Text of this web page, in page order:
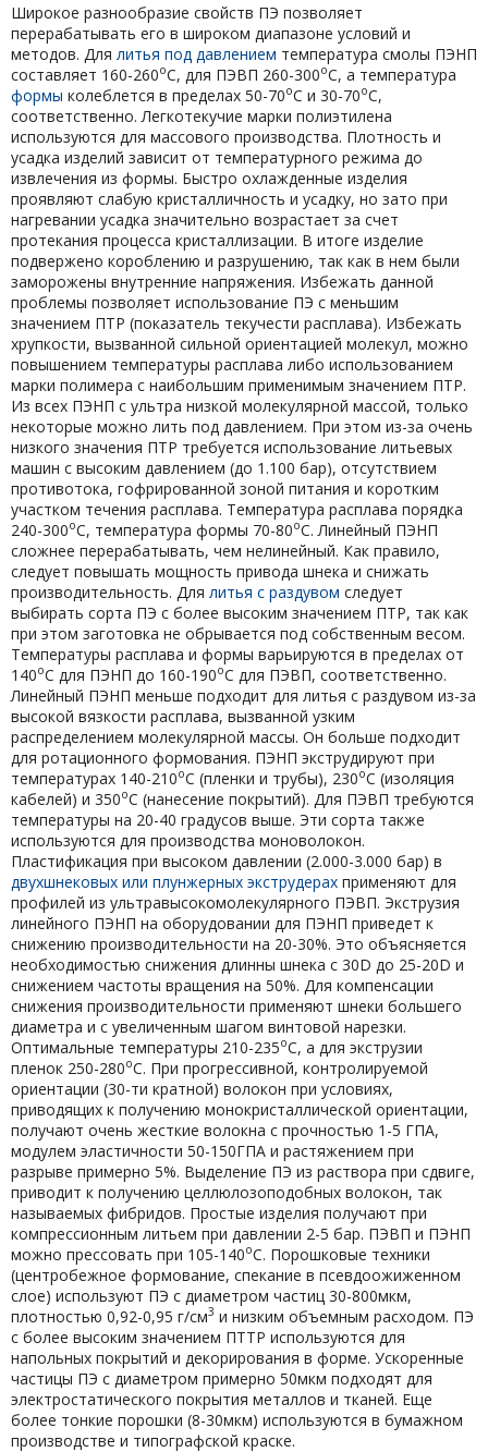
Широкое разнообразие свойств ПЭ позволяет
перерабатывать его в широком диапазоне условий и
методов. Для литья под давлением температура смолы ПЭНП
составляет 160-260оС, для ПЭВП 260-300оС, а температура
формы колеблется в пределах 50-70оС и 30-70оС,
соответственно. Легкотекучие марки полиэтилена
используются для массового производства. Плотность и
усадка изделий зависит от температурного режима до
извлечения из формы. Быстро охлажденные изделия
проявляют слабую кристалличность и усадку, но зато при
нагревании усадка значительно возрастает за счет
протекания процесса кристаллизации. В итоге изделие
подвержено короблению и разрушению, так как в нем были
заморожены внутренние напряжения. Избежать данной
проблемы позволяет использование ПЭ с меньшим
значением ПТР (показатель текучести расплава). Избежать
хрупкости, вызванной сильной ориентацией молекул, можно
повышением температуры расплава либо использованием
марки полимера с наибольшим применимым значением ПТР.
Из всех ПЭНП с ультра низкой молекулярной массой, только
некоторые можно лить под давлением. При этом из-за очень
низкого значения ПТР требуется использование литьевых
машин с высоким давлением (до 1.100 бар), отсутствием
противотока, гофрированной зоной питания и коротким
участком течения расплава. Температура расплава порядка
240-300оС, температура формы 70-80оС. Линейный ПЭНП
сложнее перерабатывать, чем нелинейный. Как правило,
следует повышать мощность привода шнека и снижать
производительность. Для литья с раздувом следует
выбирать сорта ПЭ с более высоким значением ПТР, так как
при этом заготовка не обрывается под собственным весом.
Температуры расплава и формы варьируются в пределах от
140оС для ПЭНП до 160-190оС для ПЭВП, соответственно.
Линейный ПЭНП меньше подходит для литья с раздувом из-за
высокой вязкости расплава, вызванной узким
распределением молекулярной массы. Он больше подходит
для ротационного формования. ПЭНП экструдируют при
температурах 140-210оС (пленки и трубы), 230оС (изоляция
кабелей) и 350оС (нанесение покрытий). Для ПЭВП требуются
температуры на 20-40 градусов выше. Эти сорта также
используются для производства моноволокон.
Пластификация при высоком давлении (2.000-3.000 бар) в
двухшнековых или плунжерных экструдерах применяют для
профилей из ультравысокомолекулярного ПЭВП. Экструзия
линейного ПЭНП на оборудовании для ПЭНП приведет к
снижению производительности на 20-30%. Это объясняется
необходимостью снижения длинны шнека с 30D до 25-20D и
снижением частоты вращения на 50%. Для компенсации
снижения производительности применяют шнеки большего
диаметра и с увеличенным шагом винтовой нарезки.
Оптимальные температуры 210-235оС, а для экструзии
пленок 250-280оС. При прогрессивной, контролируемой
ориентации (30-ти кратной) волокон при условиях,
приводящих к получению монокристаллической ориентации,
получают очень жесткие волокна с прочностью 1-5 ГПА,
модулем эластичности 50-150ГПА и растяжением при
разрыве примерно 5%. Выделение ПЭ из раствора при сдвиге,
приводит к получению целлюлозоподобных волокон, так
называемых фибридов. Простые изделия получают при
компрессионным литьем при давлении 2-5 бар. ПЭВП и ПЭНП
можно прессовать при 105-140оС. Порошковые техники
(центробежное формование, спекание в псевдоожиженном
слое) используют ПЭ с диаметром частиц 30-800мкм,
плотностью 0,92-0,95 г/см3 и низким объемным расходом. ПЭ
с более высоким значением ПТТР используются для
напольных покрытий и декорирования в форме. Ускоренные
частицы ПЭ с диаметром примерно 50мкм подходят для
электростатического покрытия металлов и тканей. Еще
более тонкие порошки (8-30мкм) используются в бумажном
производстве и типографской краске.